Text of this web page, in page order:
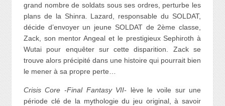
grand nombre de soldats sous ses ordres, perturbe les
plans de la Shinra. Lazard, responsable du SOLDAT,
décide d’envoyer un jeune SOLDAT de 2ème classe,
Zack, son mentor Angeal et le prestigieux Sephiroth à
Wutai pour enquêter sur cette disparition. Zack se
trouve alors précipité dans une histoire qui pourrait bien
le mener à sa propre perte…
Crisis Core -Final Fantasy VII- lève le voile sur une
période clé de la mythologie du jeu original, à savoir